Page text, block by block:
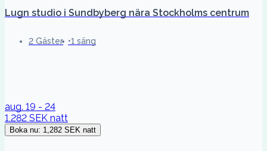
Lugn studio i Sundbyberg nära Stockholms centrum
2 Gäster 1 säng
aug. 19 - 24
1,282 SEK natt
Boka nu: 1,282 SEK natt